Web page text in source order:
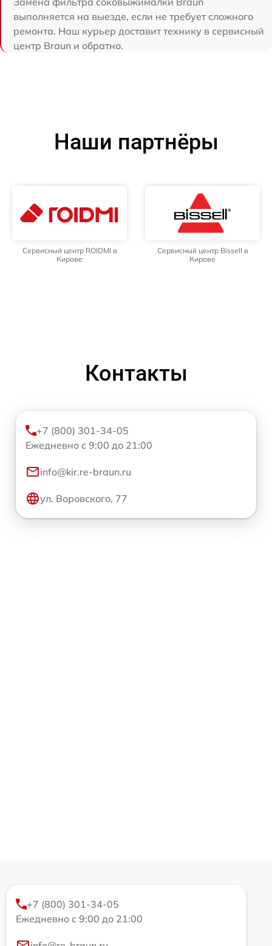
выполняется на выезде, если не требует сложного
ремонта. Наш курьер доставит технику в сервисный
центр Braun и обратно.
Наши партнёры
Сервисный центр ROIDMI в
Кирове
Сервисный центр Bissell в
Кирове
Контакты
+7 (800) 301-34-05
Ежедневно с 9:00 до 21:00
info@kir.re-braun.ru
ул. Воровского, 77
+7 (800) 301-34-05
Ежедневно с 9:00 до 21:00